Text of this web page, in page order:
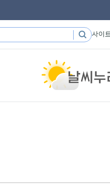
사이